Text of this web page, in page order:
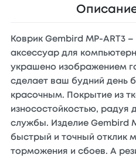
Коврик Gembird MP-ART3
аксессуар для
украшено изображением
сделает ваш будний день
красочным. Покрытие из
износостойкостью, радуя
службы. Изделие Gembird
быстрый и точный отклик
торможения и сбоев. А